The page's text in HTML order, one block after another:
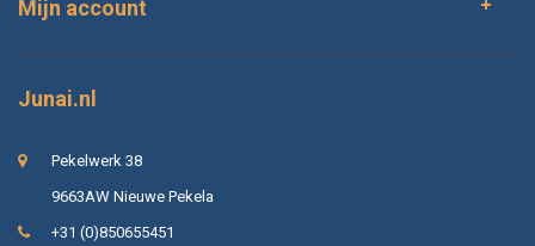
Mijn account
Junai.nl
Pekelwerk 38
9663AW Nieuwe Pekela
+31 (0)850655451